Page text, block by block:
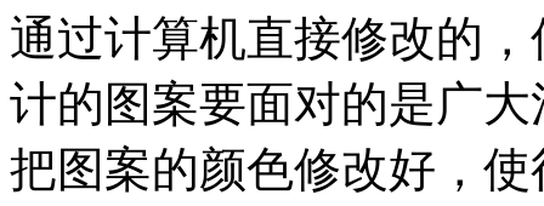
通过计算机直接修改的
计的图案要面对的是广
把图案的颜色修改好，